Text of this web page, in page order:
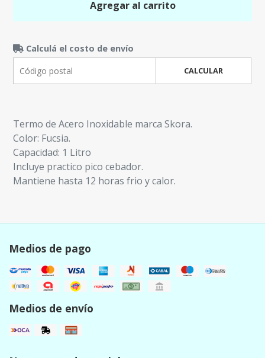
Agregar al carrito
Calculá el costo de envío
CALCULAR
Termo de Acero Inoxidable marca Skora.
Color: Fucsia.
Capacidad: 1 Litro
Incluye practico pico cebador.
Mantiene hasta 12 horas frio y calor.
Medios de pago
Medios de envío